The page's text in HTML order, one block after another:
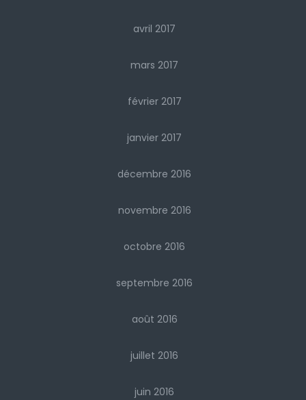
avril 2017
mars 2017
février 2017
janvier 2017
décembre 2016
novembre 2016
octobre 2016
septembre 2016
août 2016
juillet 2016
juin 2016